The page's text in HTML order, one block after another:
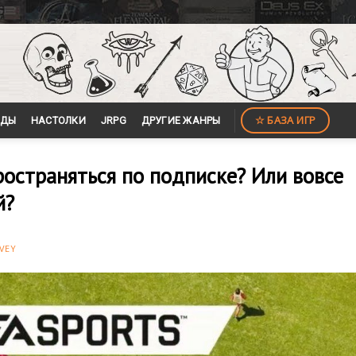
НАСТОЛКИ JRPG ДРУГИЕ ЖАНРЫ ☆ БАЗА ИГР
по подписке? Или вовсе